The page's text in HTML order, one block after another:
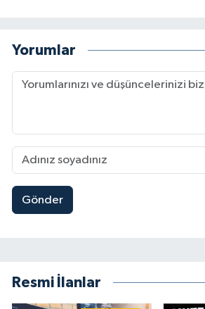
Yorumlar
Gönder
Resmi İlanlar